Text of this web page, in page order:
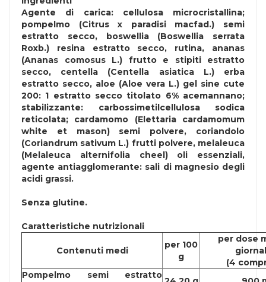
Agente di carica: cellulosa microcristallina;
pompelmo (Citrus x paradisi macfad.) semi
estratto secco, boswellia (Boswellia serrata
Roxb.) resina estratto secco, rutina, ananas
(Ananas comosus L.) frutto e stipiti estratto
secco, centella (Centella asiatica L.) erba
estratto secco, aloe (Aloe vera L.) gel sine cute
200: 1 estratto secco titolato 6% acemannano;
stabilizzante: carbossimetilcellulosa sodica
reticolata; cardamomo (Elettaria cardamomum
white et mason) semi polvere, coriandolo
(Coriandrum sativum L.) frutti polvere, melaleuca
(Melaleuca alternifolia cheel) oli essenziali,
agente antiagglomerante: sali di magnesio degli
acidi grassi.
Senza glutine.
Caratteristiche nutrizionali
Contenuti medi
per 100
g
per dose
(4
Pompelmo semi estratto